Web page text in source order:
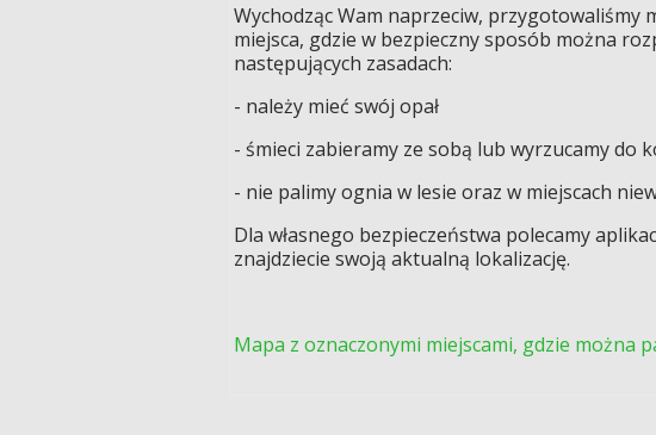
Wychodząc Wam naprzeciw, przygotowaliśmy
miejsca, gdzie w bezpieczny sposób można
następujących zasadach:
- należy mieć swój opał
- śmieci zabieramy ze sobą lub wyrzucamy do
- nie palimy ognia w lesie oraz w miejscach
Dla własnego bezpieczeństwa polecamy
znajdziecie swoją aktualną lokalizację.
Mapa z oznaczonymi miejscami, gdzie można